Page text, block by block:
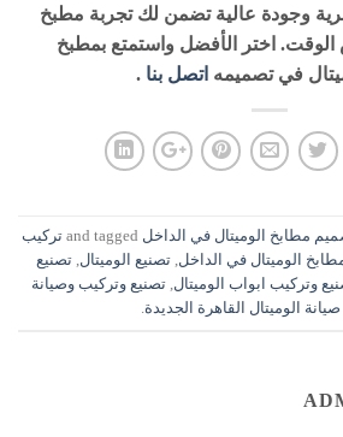
وجودة عالية تضمن لك تجربة مطبخ
اختر الأفضل واستمتع بمطبخ
في تصميمه اتصل بنا .
مطابخ الوميتال في الداخل
تركيب
الوميتال في الداخل, تصنيع الوميتال, تصنيع
وتركيب ابواب الوميتال,تصنيع وتركيب وصيانة
صيانة الوميتال القاهرة الجديدة.